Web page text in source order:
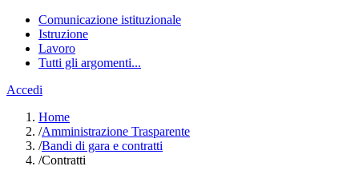
Comunicazione istituzionale
Istruzione
Lavoro
Tutti gli argomenti...
Accedi
Home
/Amministrazione Trasparente
/Bandi di gara e contratti
/Contratti